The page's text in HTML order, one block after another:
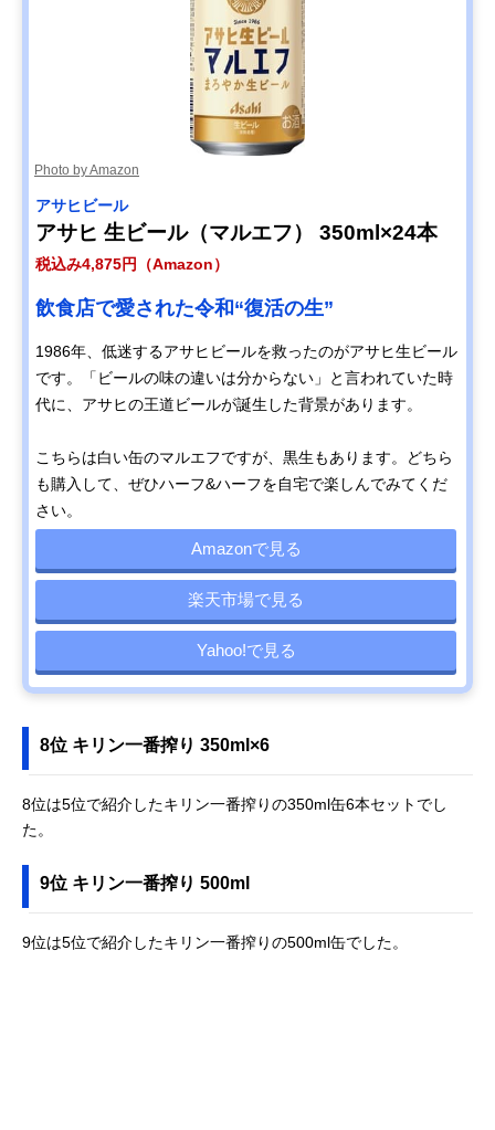
Photo by Amazon
アサヒビール
アサヒ 生ビール（マルエフ） 350ml×24本
税込み4,875円（Amazon）
飲食店で愛された令和“復活の生”
1986年、低迷するアサヒビールを救ったのがアサヒ生ビール
です。「ビールの味の違いは分からない」と言われていた時
代に、アサヒの王道ビールが誕生した背景があります。
こちらは白い缶のマルエフですが、黒生もあります。どちら
も購入して、ぜひハーフ&ハーフを自宅で楽しんでみてくだ
さい。
Amazonで見る
楽天市場で見る
Yahoo!で見る
8位 キリン一番搾り 350ml×6
8位は5位で紹介したキリン一番搾りの350ml缶6本セットでし
た。
9位 キリン一番搾り 500ml
9位は5位で紹介したキリン一番搾りの500ml缶でした。